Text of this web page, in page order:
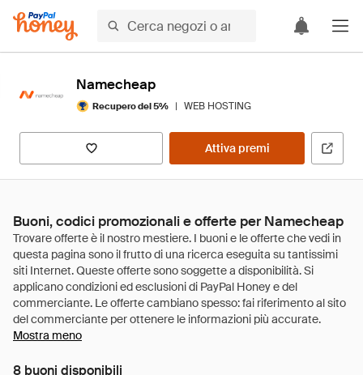
Namecheap
Recupero del 5% | WEB HOSTING
Attiva premi
Buoni, codici promozionali e offerte per Namecheap
Mostra meno
8 buoni disponibili